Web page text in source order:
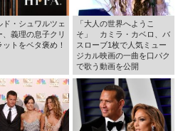
ド・シュワルツェ
、義理の息子クリ
ットをベタ褒め！
「大人の世界へようこ
そ」 カミラ・カベロ、バ
スローブ1枚で人気ミュー
ジカル映画の一曲を口パク
で歌う動画を公開